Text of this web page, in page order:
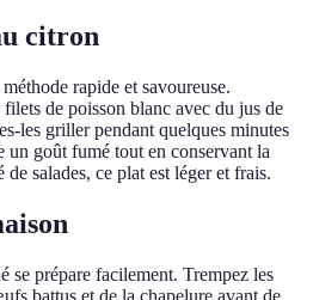
citron
rapide et savoureuse.
filets de poisson blanc avec du jus de
les griller pendant quelques minutes
un goût fumé tout en conservant la
salades, ce plat est léger et frais.
se prépare facilement. Trempez les
battus et de la chapelure avant de